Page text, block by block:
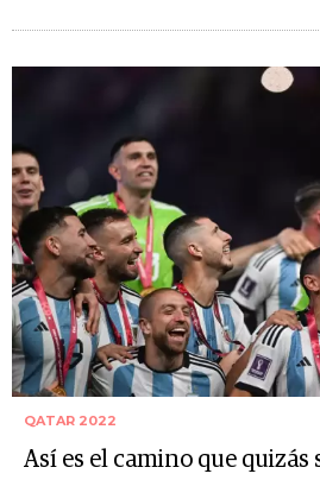
QATAR 2022
Así es el camino que quizás